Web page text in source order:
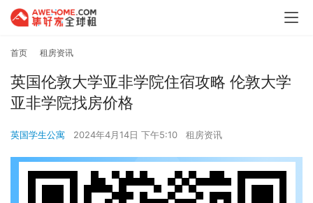
首页 租房资讯
英国伦敦大学亚非学院住宿攻略 伦敦大学
亚非学院找房价格
英国学生公寓 2024年4月14日 下午5:10 租房资讯